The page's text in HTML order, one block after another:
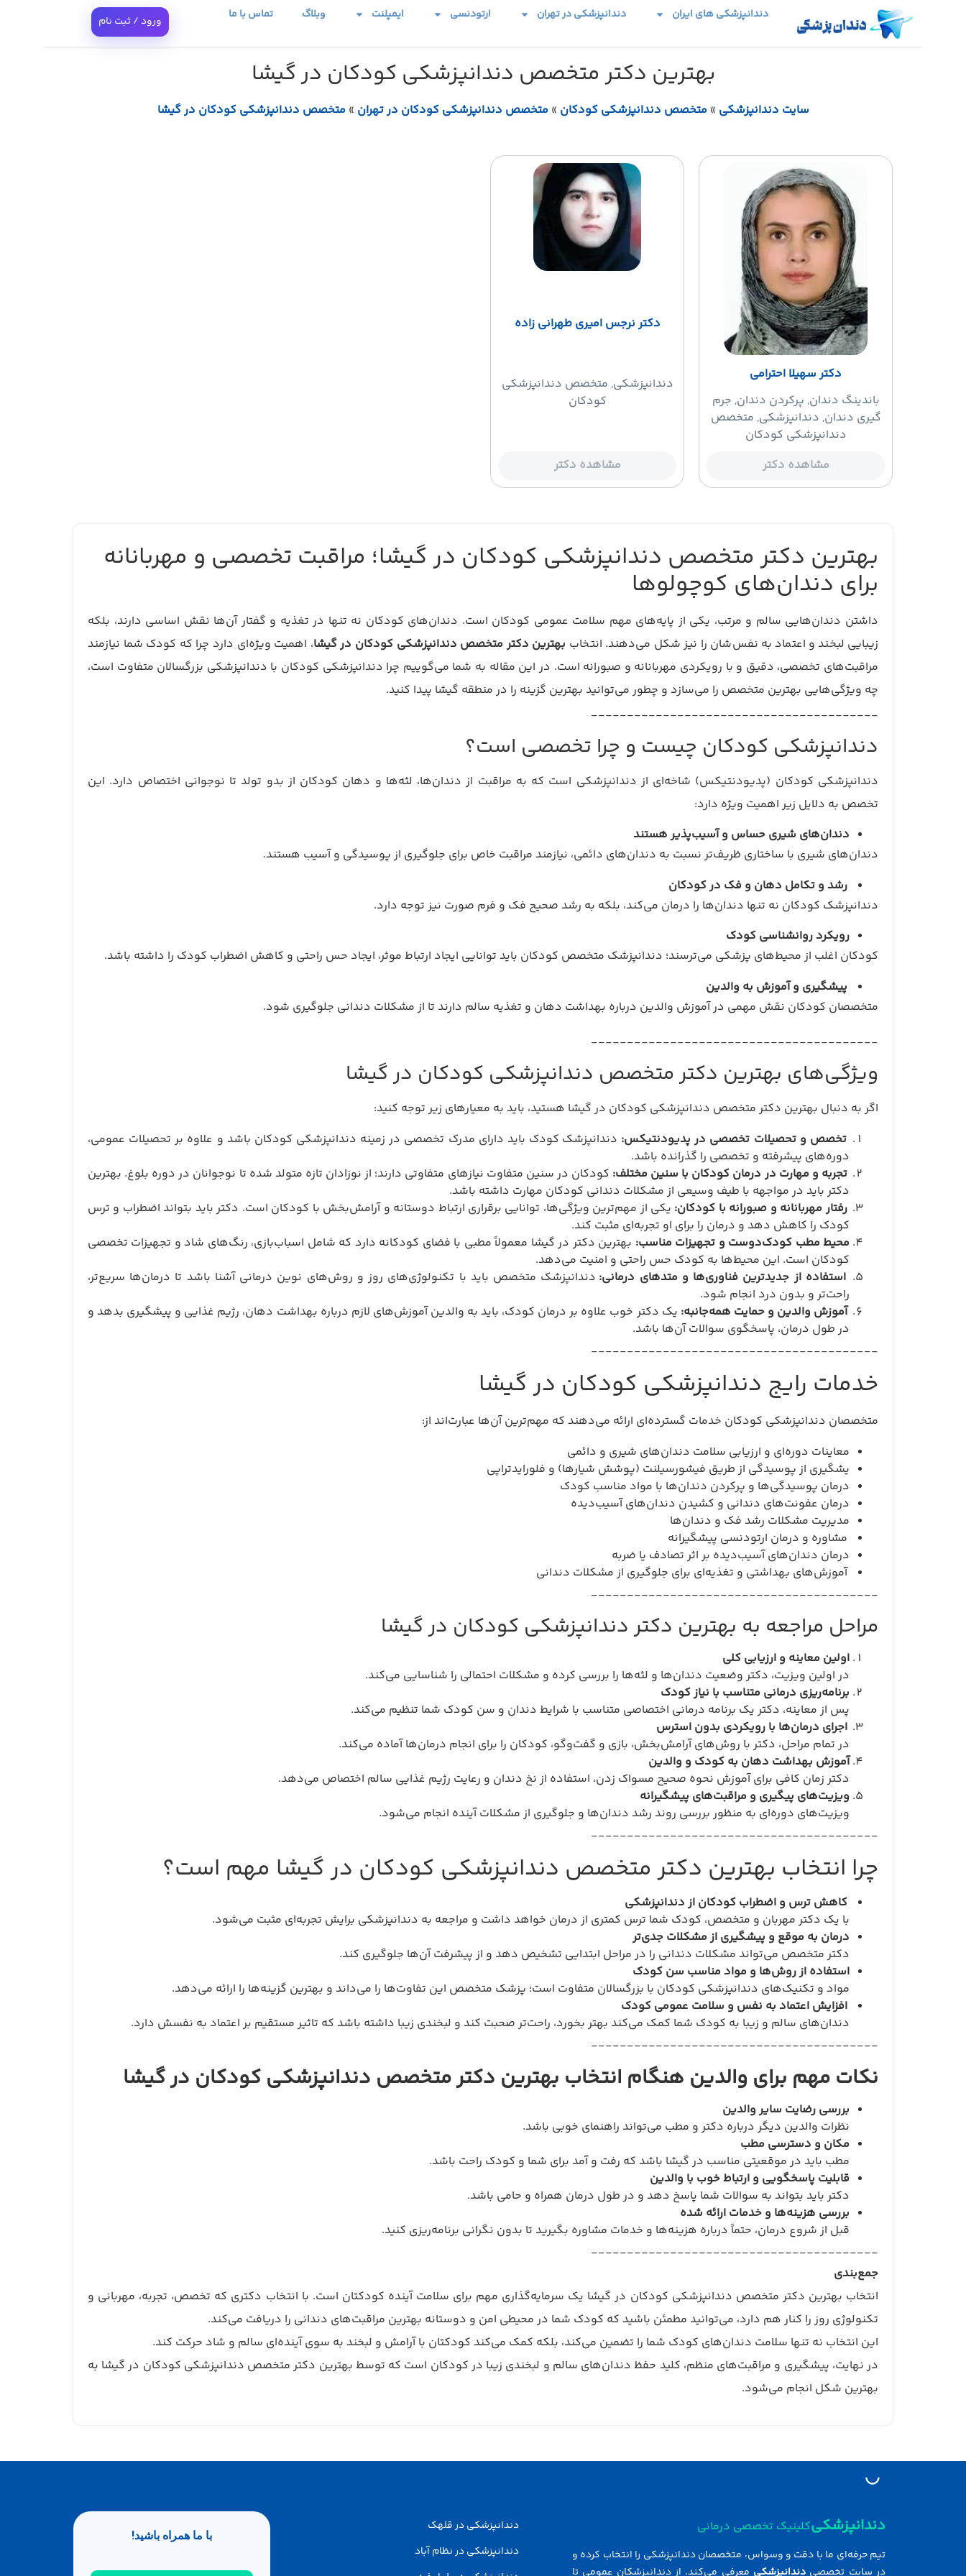
دندانپزشکی های ایران دندانپزشکی در تهران ارتودنسی ایمپلنت وبلاگ تماس با ما ورود / ثبت نام
بهترین دکتر متخصص دندانپزشکی کودکان در گیشا
سایت دندانپزشکی »متخصص دندانپزشکی کودکان »متخصص دندانپزشکی کودکان در تهران »متخصص دندانپزشکی کودکان در گیشا
دکتر سهیلا احترامی
باندینگ دندان, پرکردن دندان, جرم
گیری دندان, دندانپزشکی, متخصص
دندانپزشکی کودکان
مشاهده دکتر
دکتر نرجس امیری طهرانی زاده
دندانپزشکی, متخصص دندانپزشکی
کودکان
مشاهده دکتر
بهترین دکتر متخصص دندانپزشکی کودکان در گیشا؛ مراقبت تخصصی و مهربانانه
برای دندان‌های کوچولوها
داشتن دندان‌هایی سالم و مرتب، یکی از پایه‌های مهم سلامت عمومی کودکان است. دندان‌های کودکان نه تنها در تغذیه و گفتار آن‌ها نقش اساسی دارند، بلکه
زیبایی لبخند و اعتماد به نفس‌شان را نیز شکل می‌دهند. انتخاب بهترین دکتر متخصص دندانپزشکی کودکان در گیشا، اهمیت ویژه‌ای دارد چرا که کودک شما نیازمند
مراقبت‌های تخصصی، دقیق و با رویکردی مهربانانه و صبورانه است. در این مقاله به شما می‌گوییم چرا دندانپزشکی کودکان با دندانپزشکی بزرگسالان متفاوت است،
چه ویژگی‌هایی بهترین متخصص را می‌سازد و چطور می‌توانید بهترین گزینه را در منطقه گیشا پیدا کنید.
________________________________________
دندانپزشکی کودکان چیست و چرا تخصصی است؟
دندانپزشکی کودکان (پدیودنتیکس) شاخه‌ای از دندانپزشکی است که به مراقبت از دندان‌ها، لثه‌ها و دهان کودکان از بدو تولد تا نوجوانی اختصاص دارد. این
تخصص به دلایل زیر اهمیت ویژه دارد:
دندان‌های شیری حساس و آسیب‌پذیر هستند
دندان‌های شیری با ساختاری ظریف‌تر نسبت به دندان‌های دائمی، نیازمند مراقبت خاص برای جلوگیری از پوسیدگی و آسیب هستند.
رشد و تکامل دهان و فک در کودکان
دندانپزشک کودکان نه تنها دندان‌ها را درمان می‌کند، بلکه به رشد صحیح فک و فرم صورت نیز توجه دارد.
رویکرد روانشناسی کودک
کودکان اغلب از محیط‌های پزشکی می‌ترسند؛ دندانپزشک متخصص کودکان باید توانایی ایجاد ارتباط موثر، ایجاد حس راحتی و کاهش اضطراب کودک را داشته باشد.
پیشگیری و آموزش به والدین
متخصصان کودکان نقش مهمی در آموزش والدین درباره بهداشت دهان و تغذیه سالم دارند تا از مشکلات دندانی جلوگیری شود.
________________________________________
ویژگی‌های بهترین دکتر متخصص دندانپزشکی کودکان در گیشا
اگر به دنبال بهترین دکتر متخصص دندانپزشکی کودکان در گیشا هستید، باید به معیارهای زیر توجه کنید:
تخصص و تحصیلات تخصصی در پدیودنتیکس: دندانپزشک کودک باید دارای مدرک تخصصی در زمینه دندانپزشکی کودکان باشد و علاوه بر تحصیلات عمومی،
دوره‌های پیشرفته و تخصصی را گذرانده باشد.
تجربه و مهارت در درمان کودکان با سنین مختلف: کودکان در سنین متفاوت نیازهای متفاوتی دارند؛ از نوزادان تازه متولد شده تا نوجوانان در دوره بلوغ. بهترین
دکتر باید در مواجهه با طیف وسیعی از مشکلات دندانی کودکان مهارت داشته باشد.
رفتار مهربانانه و صبورانه با کودکان: یکی از مهم‌ترین ویژگی‌ها، توانایی برقراری ارتباط دوستانه و آرامش‌بخش با کودکان است. دکتر باید بتواند اضطراب و ترس
کودک را کاهش دهد و درمان را برای او تجربه‌ای مثبت کند.
محیط مطب کودک‌دوست و تجهیزات مناسب: بهترین دکتر در گیشا معمولاً مطبی با فضای کودکانه دارد که شامل اسباب‌بازی، رنگ‌های شاد و تجهیزات تخصصی
کودکان است. این محیط‌ها به کودک حس راحتی و امنیت می‌دهد.
استفاده از جدیدترین فناوری‌ها و متدهای درمانی: دندانپزشک متخصص باید با تکنولوژی‌های روز و روش‌های نوین درمانی آشنا باشد تا درمان‌ها سریع‌تر،
راحت‌تر و بدون درد انجام شود.
آموزش والدین و حمایت همه‌جانبه: یک دکتر خوب علاوه بر درمان کودک، باید به والدین آموزش‌های لازم درباره بهداشت دهان، رژیم غذایی و پیشگیری بدهد و
در طول درمان، پاسخگوی سوالات آن‌ها باشد.
________________________________________
خدمات رایج دندانپزشکی کودکان در گیشا
متخصصان دندانپزشکی کودکان خدمات گسترده‌ای ارائه می‌دهند که مهم‌ترین آن‌ها عبارت‌اند از:
معاینات دوره‌ای و ارزیابی سلامت دندان‌های شیری و دائمی
یشگیری از پوسیدگی از طریق فیشورسیلنت (پوشش شیارها) و فلورایدتراپی
درمان پوسیدگی‌ها و پرکردن دندان‌ها با مواد مناسب کودک
درمان عفونت‌های دندانی و کشیدن دندان‌های آسیب‌دیده
مدیریت مشکلات رشد فک و دندان‌ها
مشاوره و درمان ارتودنسی پیشگیرانه
درمان دندان‌های آسیب‌دیده بر اثر تصادف یا ضربه
آموزش‌های بهداشتی و تغذیه‌ای برای جلوگیری از مشکلات دندانی
________________________________________
مراحل مراجعه به بهترین دکتر دندانپزشکی کودکان در گیشا
اولین معاینه و ارزیابی کلی
در اولین ویزیت، دکتر وضعیت دندان‌ها و لثه‌ها را بررسی کرده و مشکلات احتمالی را شناسایی می‌کند.
برنامه‌ریزی درمانی متناسب با نیاز کودک
پس از معاینه، دکتر یک برنامه درمانی اختصاصی متناسب با شرایط دندان و سن کودک شما تنظیم می‌کند.
اجرای درمان‌ها با رویکردی بدون استرس
در تمام مراحل، دکتر با روش‌های آرامش‌بخش، بازی و گفت‌وگو، کودکان را برای انجام درمان‌ها آماده می‌کند.
آموزش بهداشت دهان به کودک و والدین
دکتر زمان کافی برای آموزش نحوه صحیح مسواک زدن، استفاده از نخ دندان و رعایت رژیم غذایی سالم اختصاص می‌دهد.
ویزیت‌های پیگیری و مراقبت‌های پیشگیرانه
ویزیت‌های دوره‌ای به منظور بررسی روند رشد دندان‌ها و جلوگیری از مشکلات آینده انجام می‌شود.
________________________________________
چرا انتخاب بهترین دکتر متخصص دندانپزشکی کودکان در گیشا مهم است؟
کاهش ترس و اضطراب کودکان از دندانپزشکی
با یک دکتر مهربان و متخصص، کودک شما ترس کمتری از درمان خواهد داشت و مراجعه به دندانپزشکی برایش تجربه‌ای مثبت می‌شود.
درمان به موقع و پیشگیری از مشکلات جدی‌تر
دکتر متخصص می‌تواند مشکلات دندانی را در مراحل ابتدایی تشخیص دهد و از پیشرفت آن‌ها جلوگیری کند.
استفاده از روش‌ها و مواد مناسب سن کودک
مواد و تکنیک‌های دندانپزشکی کودکان با بزرگسالان متفاوت است؛ پزشک متخصص این تفاوت‌ها را می‌داند و بهترین گزینه‌ها را ارائه می‌دهد.
افزایش اعتماد به نفس و سلامت عمومی کودک
دندان‌های سالم و زیبا به کودک شما کمک می‌کند بهتر بخورد، راحت‌تر صحبت کند و لبخندی زیبا داشته باشد که تاثیر مستقیم بر اعتماد به نفسش دارد.
________________________________________
نکات مهم برای والدین هنگام انتخاب بهترین دکتر متخصص دندانپزشکی کودکان در گیشا
بررسی رضایت سایر والدین
نظرات والدین دیگر درباره دکتر و مطب می‌تواند راهنمای خوبی باشد.
مکان و دسترسی مطب
مطب باید در موقعیتی مناسب در گیشا باشد که رفت و آمد برای شما و کودک راحت باشد.
قابلیت پاسخگویی و ارتباط خوب با والدین
دکتر باید بتواند به سوالات شما پاسخ دهد و در طول درمان همراه و حامی باشد.
بررسی هزینه‌ها و خدمات ارائه شده
قبل از شروع درمان، حتماً درباره هزینه‌ها و خدمات مشاوره بگیرید تا بدون نگرانی برنامه‌ریزی کنید.
________________________________________
جمع‌بندی
انتخاب بهترین دکتر متخصص دندانپزشکی کودکان در گیشا یک سرمایه‌گذاری مهم برای سلامت آینده کودکتان است. با انتخاب دکتری که تخصص، تجربه، مهربانی و
تکنولوژی روز را کنار هم دارد، می‌توانید مطمئن باشید که کودک شما در محیطی امن و دوستانه بهترین مراقبت‌های دندانی را دریافت می‌کند.
این انتخاب نه تنها سلامت دندان‌های کودک شما را تضمین می‌کند، بلکه کمک می‌کند کودکتان با آرامش و لبخند به سوی آینده‌ای سالم و شاد حرکت کند.
در نهایت، پیشگیری و مراقبت‌های منظم، کلید حفظ دندان‌های سالم و لبخندی زیبا در کودکان است که توسط بهترین دکتر متخصص دندانپزشکی کودکان در گیشا به
بهترین شکل انجام می‌شود.
دندانپزشکیکلینیک تخصصی درمانی
تیم حرفه‌ای ما با دقت و وسواس، متخصصان دندانپزشکی را انتخاب کرده و
در سایت تخصصی دندانپزشکی معرفی می‌کند. از دندانپزشکان عمومی تا
دندانپزشکی در قلهک
دندانپزشکی در نظام آباد
با ما همراه باشید!